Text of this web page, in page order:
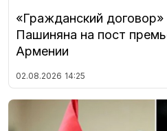
«Гражданский
Пашиняна на пост
Армении
02.08.2026 14:25